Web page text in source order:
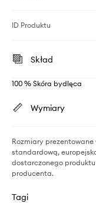
ID Produktu
Skład
100 % Skóra bydlęca
Wymiary
Rozmiary prezentowane
standardową,
dostarczonego
producenta.
Tagi